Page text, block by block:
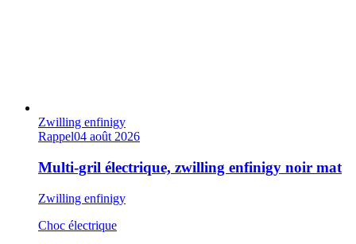
Zwilling enfinigy
Rappel04 août 2026
Multi-gril électrique, zwilling enfinigy noir mat
Zwilling enfinigy
Choc électrique